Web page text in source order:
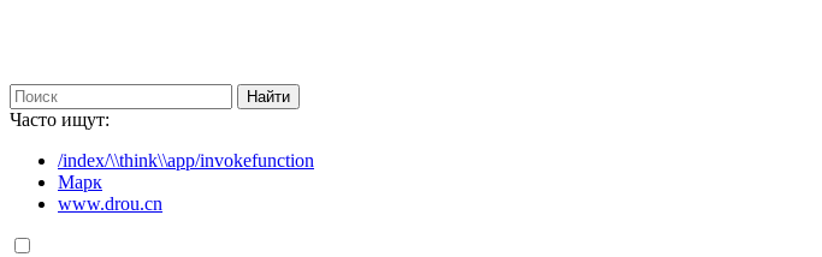
Часто ищут:
/index/\\think\\app/invokefunction
Марк
www.drou.cn